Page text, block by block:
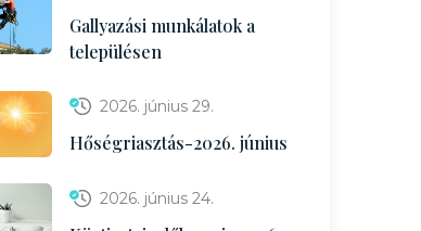
Gallyazási munkálatok a
településen
2026. június 29.
Hőségriasztás-2026. június
2026. június 24.